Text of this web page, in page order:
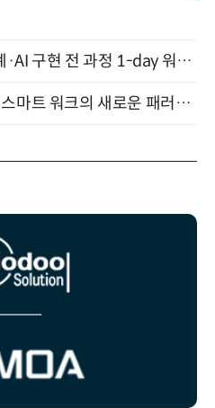
UX 기획·DESIGN.md 설계·AI 구현 전 과정 1-day 워크숍 with Claude Code·Codex 9월 15일 개최
“AI와 함께 일하는 시대 ” - 스마트 워크의 새로운 패러다임 (9/11)